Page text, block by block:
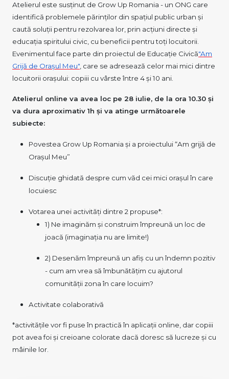
Atelierul este susținut de Grow Up Romania - un ONG care
identifică problemele părinților din spațiul public urban și
caută soluții pentru rezolvarea lor, prin acțiuni directe și
educația spiritului civic, cu beneficii pentru toți locuitorii.
Evenimentul face parte din proiectul de Educație Civică"Am
Grijă de Orașul Meu" , care se adresează celor mai mici dintre
locuitorii orașului: copiii cu vârste între 4 și 10 ani.
Atelierul online va avea loc pe 28 iulie, de la ora 10.30 și
va dura aproximativ 1h și va atinge următoarele
subiecte:
Povestea Grow Up Romania și a proiectului “Am grijă de
Orașul Meu”
Discuție ghidată despre cum văd cei mici orașul în care
locuiesc
Votarea unei activități dintre 2 propuse*:
1) Ne imaginăm și construim împreună un loc de
joacă (imaginația nu are limite!)
2) Desenăm împreună un afiș cu un îndemn pozitiv
- cum am vrea să îmbunătățim cu ajutorul
comunității zona în care locuim?
Activitate colaborativă
*activitățile vor fi puse în practică în aplicații online, dar copiii
pot avea foi și creioane colorate dacă doresc să lucreze și cu
mâinile lor.